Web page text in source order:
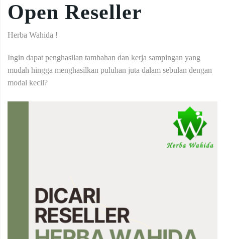
Open Reseller
Herba Wahida !
Ingin dapat penghasilan tambahan dan kerja sampingan yang
mudah hingga menghasilkan puluhan juta dalam sebulan dengan
modal kecil?